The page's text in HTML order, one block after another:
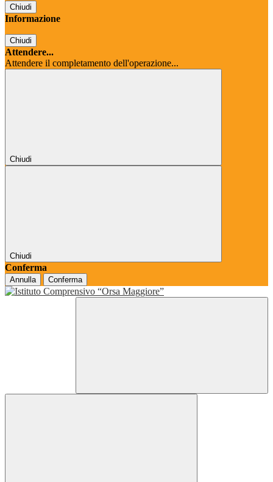
Chiudi
Informazione
Chiudi
Attendere...
Attendere il completamento dell'operazione...
Chiudi
Chiudi
Conferma
Annulla Conferma